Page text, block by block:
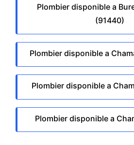
Plombier disponible a
(91440)
Plombier disponible a
Plombier disponible a
Plombier disponible a